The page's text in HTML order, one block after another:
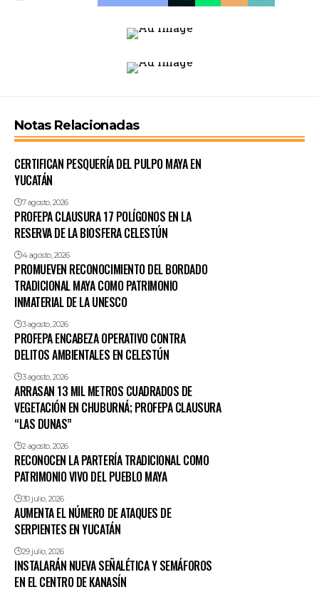
Notas Relacionadas
CERTIFICAN PESQUERÍA DEL PULPO MAYA EN
YUCATÁN
7 agosto, 2026
PROFEPA CLAUSURA 17 POLÍGONOS EN LA
RESERVA DE LA BIOSFERA CELESTÚN
4 agosto, 2026
PROMUEVEN RECONOCIMIENTO DEL BORDADO
TRADICIONAL MAYA COMO PATRIMONIO
INMATERIAL DE LA UNESCO
3 agosto, 2026
PROFEPA ENCABEZA OPERATIVO CONTRA
DELITOS AMBIENTALES EN CELESTÚN
3 agosto, 2026
ARRASAN 13 MIL METROS CUADRADOS DE
VEGETACIÓN EN CHUBURNÁ; PROFEPA CLAUSURA
“LAS DUNAS”
2 agosto, 2026
RECONOCEN LA PARTERÍA TRADICIONAL COMO
PATRIMONIO VIVO DEL PUEBLO MAYA
30 julio, 2026
AUMENTA EL NÚMERO DE ATAQUES DE
SERPIENTES EN YUCATÁN
29 julio, 2026
INSTALARÁN NUEVA SEÑALÉTICA Y SEMÁFOROS
EN EL CENTRO DE KANASÍN